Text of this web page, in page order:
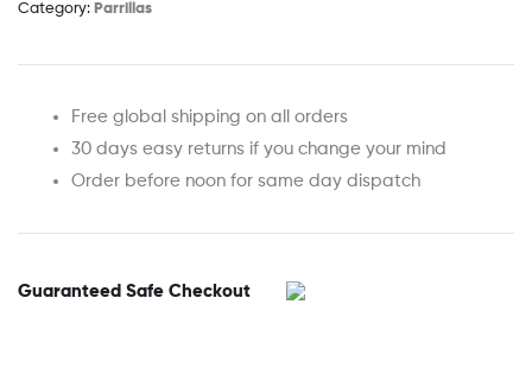
Category: Parrillas
Free global shipping on all orders
30 days easy returns if you change your mind
Order before noon for same day dispatch
Guaranteed Safe Checkout